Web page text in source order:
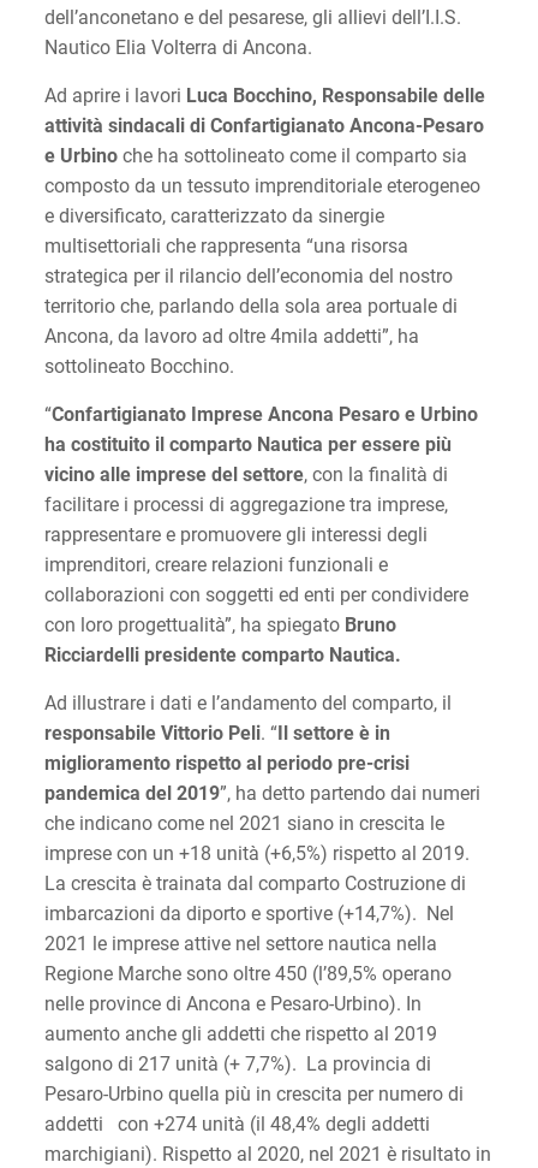
dell’anconetano e del pesarese, gli allievi dell’I.I.S.
Nautico Elia Volterra di Ancona.
Ad aprire i lavori Luca Bocchino, Responsabile delle
attività sindacali di Confartigianato Ancona-Pesaro
e Urbinoche ha sottolineato come il comparto sia
composto da un tessuto imprenditoriale eterogeneo
e diversificato, caratterizzato da sinergie
multisettoriali che rappresenta “una risorsa
strategica per il rilancio dell’economia del nostro
territorio che, parlando della sola area portuale di
Ancona, da lavoro ad oltre 4mila addetti”, ha
sottolineato Bocchino.
“Confartigianato Imprese Ancona Pesaro e Urbino
ha costituito il comparto Nautica per essere più
vicino alle imprese del settore, con la finalità di
facilitare i processi di aggregazione tra imprese,
rappresentare e promuovere gli interessi degli
imprenditori, creare relazioni funzionali e
collaborazioni con soggetti ed enti per condividere
con loro progettualità”, ha spiegato Bruno
Ricciardelli presidente comparto Nautica.
Ad illustrare i dati e l’andamento del comparto, il
responsabile Vittorio Peli. “Il settore è in
miglioramento rispetto al periodo pre-crisi
pandemica del 2019”, ha detto partendo dai numeri
che indicano come nel 2021 siano in crescita le
imprese con un +18 unità (+6,5%) rispetto al 2019.
La crescita è trainata dal comparto Costruzione di
imbarcazioni da diporto e sportive (+14,7%). Nel
2021 le imprese attive nel settore nautica nella
Regione Marche sono oltre 450 (l’89,5% operano
nelle province di Ancona e Pesaro-Urbino). In
aumento anche gli addetti che rispetto al 2019
salgono di 217 unità (+ 7,7%). La provincia di
Pesaro-Urbino quella più in crescita per numero di
addetti con +274 unità (il 48,4% degli addetti
marchigiani). Rispetto al 2020, nel 2021 è risultato in